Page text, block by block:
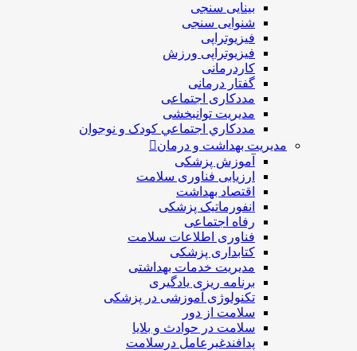
بینایی سنجی
شنوایی سنجی
فیزیوتراپی
فیزیوتراپی ورزش
کاردرمانی
گفتار درمانی
مددکاری اجتماعی
مديريت توانبخشی
مددکاري اجتماعي کودک و نوجوان
مدیریت بهداشت و درمان
آموزش پزشکی
ارزیابی فناوری سلامت
اقتصاد بهداشت
انفورماتیک پزشکی
رفاه اجتماعی
فناوری اطلاعات سلامت
کتابداری پزشکی
مديريت خدمات بهداشتی
برنامه ریزی یادگیری
تکنولوژی آموزشی در پزشکی
سلامت از دور
سلامت در حوادث و بلایا
پدافندغیرعامل درسلامت